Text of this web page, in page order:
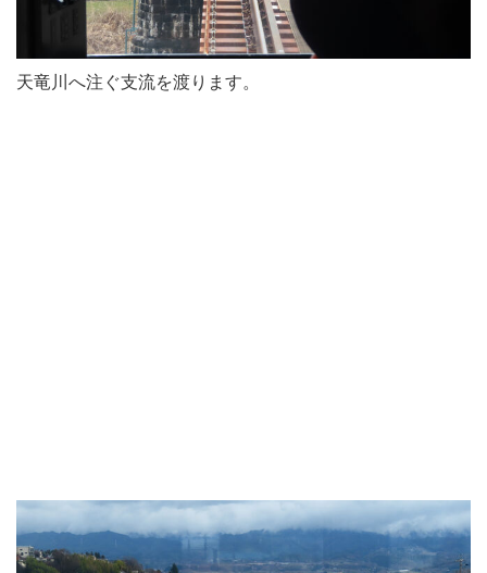
天竜川へ注ぐ支流を渡ります。